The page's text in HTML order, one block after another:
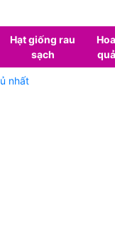
Hạt giống rau
sạch
Hoa
quả
nhất